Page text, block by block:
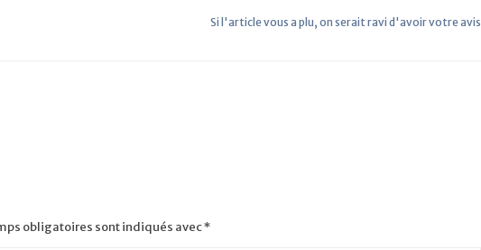
Si l'article vous a plu, on serait ravi d'avoir votre avis
obligatoires sont indiqués avec*